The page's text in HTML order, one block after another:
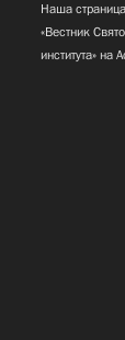
Наша
«Вестник
института» на